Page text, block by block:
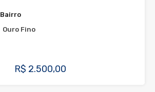
Bairro
Ouro Fino
R$ 2.500,00